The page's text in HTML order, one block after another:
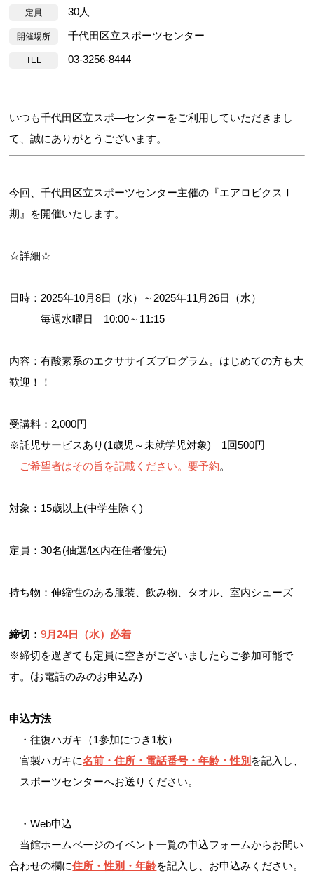
定員 30人
開催場所 千代田区立スポーツセンター
TEL 03-3256-8444
いつも千代田区立スポ―センターをご利用していただきまし
て、誠にありがとうございます。
今回、千代田区立スポーツセンター主催の『エアロビクスⅠ
期』を開催いたします。
☆詳細☆
日時：2025年10月8日（水）～2025年11月26日（水）
毎週水曜日 10:00～11:15
内容：有酸素系のエクササイズプログラム。はじめての方も大
歓迎！！
受講料：2,000円
※託児サービスあり(1歳児～未就学児対象) 1回500円
ご希望者はその旨を記載ください。要予約。
対象：15歳以上(中学生除く)
定員：30名(抽選/区内在住者優先)
持ち物：伸縮性のある服装、飲み物、タオル、室内シューズ
締切：9月24日（水）必着
※締切を過ぎても定員に空きがございましたらご参加可能で
す。(お電話のみのお申込み)
申込方法
・往復ハガキ（1参加につき1枚）
官製ハガキに名前・住所・電話番号・年齢・性別 を記入し、
スポーツセンターへお送りください。
・Web申込
当館ホームページのイベント一覧の申込フォームからお問い
合わせの欄に住所・性別・年齢を記入し、お申込みください。